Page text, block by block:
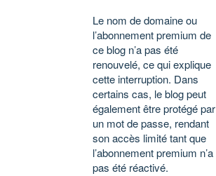
Le nom de domaine ou
l’abonnement premium de
ce blog n’a pas été
renouvelé, ce qui explique
cette interruption. Dans
certains cas, le blog peut
également être protégé par
un mot de passe, rendant
son accès limité tant que
l’abonnement premium n’a
pas été réactivé.